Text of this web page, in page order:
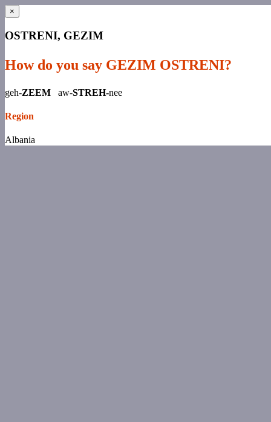
×
OSTRENI, GEZIM
How do you say GEZIM OSTRENI?
geh-ZEEM aw-STREH-nee
Region
Albania